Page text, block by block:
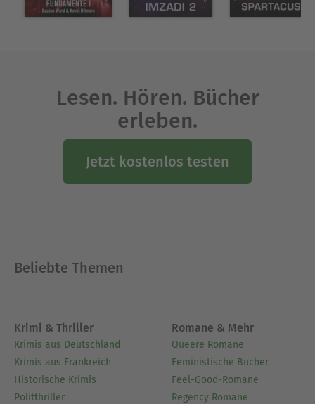
Lesen. Hören. Bücher
erleben.
Jetzt kostenlos testen
Beliebte Themen
Krimi & Thriller
Krimis aus Deutschland
Krimis aus Frankreich
Historische Krimis
Politthriller
Romane & Mehr
Queere Romane
Feministische Bücher
Feel-Good-Romane
Regency Romane